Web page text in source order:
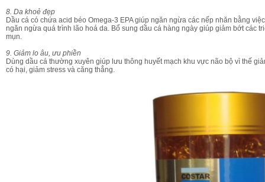
8. Da khoẻ đẹp
Dầu cá có chứa acid béo Omega-3 EPA giúp ngăn ngừa các nếp nhăn bằng
ngăn ngừa quá trình lão hoá da. Bổ sung dầu cá hàng ngày giúp giảm bớt các
mụn.
9. Giảm lo âu, ưu phiền
Dùng dầu cá thường xuyên giúp lưu thông huyết mạch khu vực não bộ vì thế
có hại, giảm stress và căng thẳng.